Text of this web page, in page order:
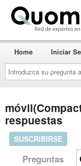
Introduzca
su
pregunta
aquí...
Home Iniciar
respuestas
SUSCRIBIRSE
Preguntas